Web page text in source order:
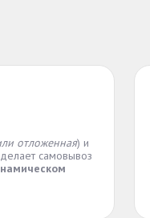
отложенная) и
делает самовывоз